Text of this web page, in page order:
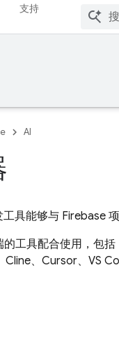
支持
AI
具能够与 Firebase
工具配合使用，包括
、Cursor、VS